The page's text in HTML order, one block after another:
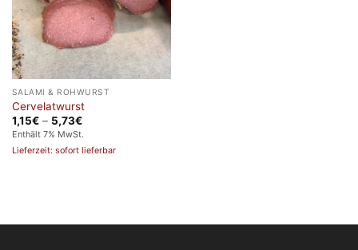
SALAMI & ROHWURST
Cervelatwurst
1,15€ – 5,73€Preisspanne:
1,15€
bis
5,73€
Enthält 7% MwSt.
Lieferzeit: sofort lieferbar